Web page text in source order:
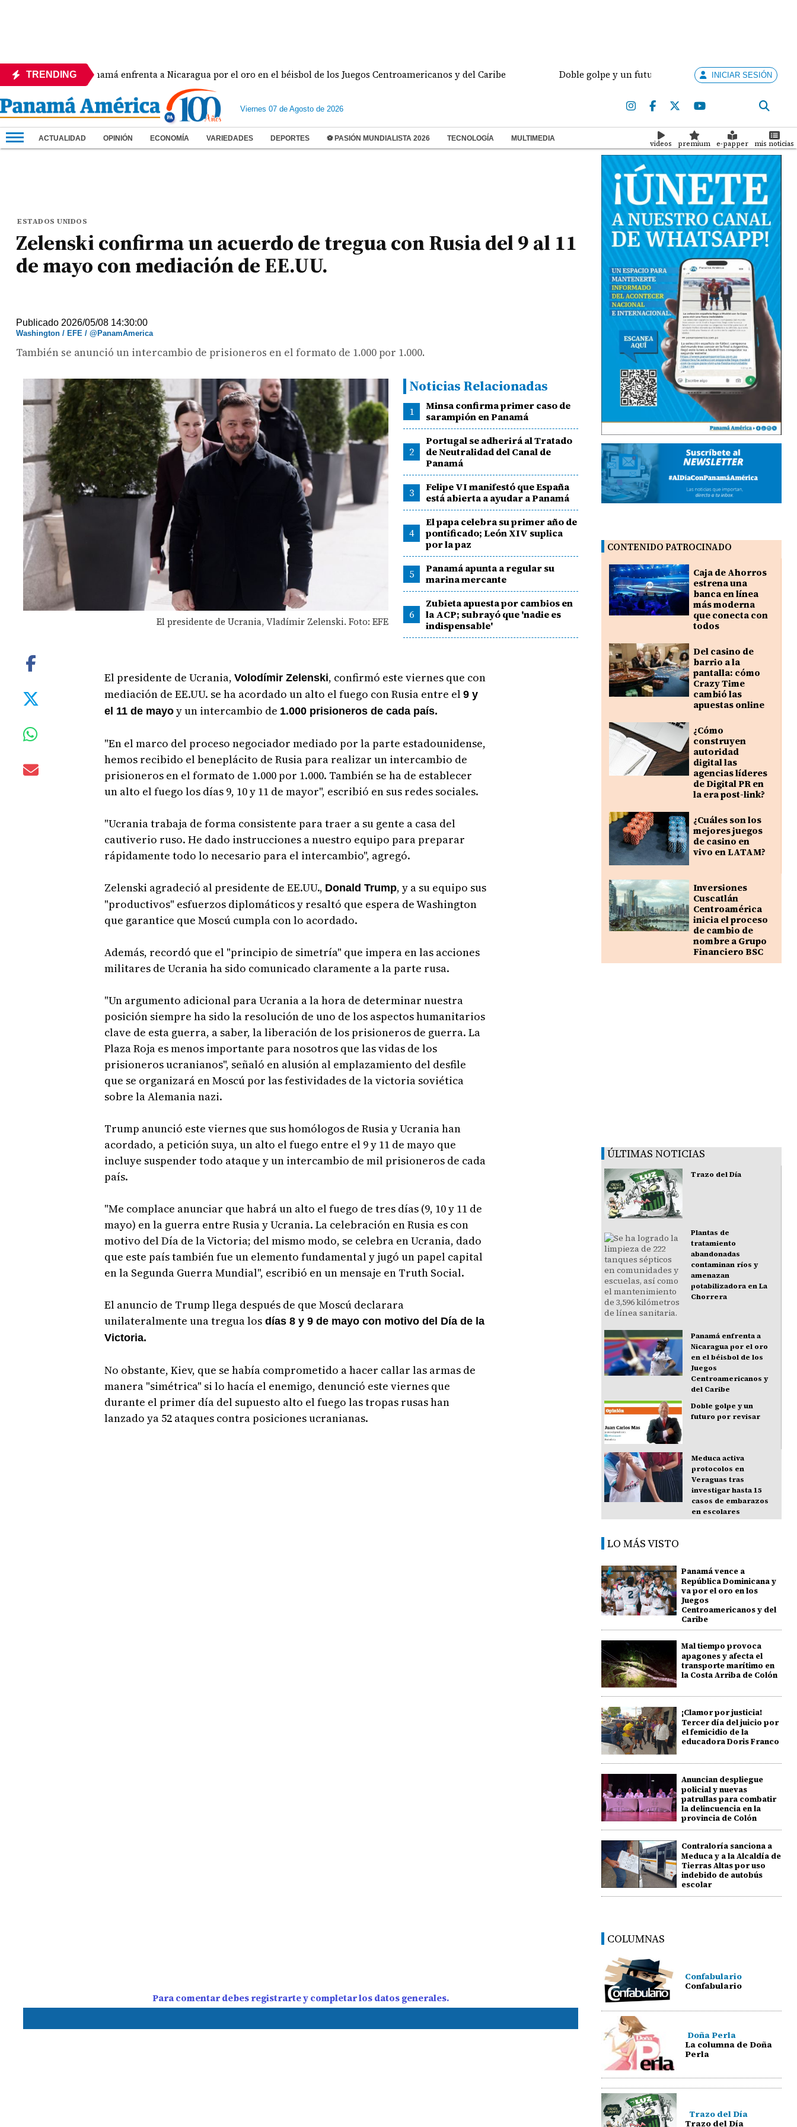
TRENDINGPanamá enfrenta a Nicaragua por el oro en el béisbol de los Juegos Centroamericanos y del Caribe Doble golpe y un futuro por revisar Meduca
INICIAR SESIÓN
Viernes 07 de Agosto de 2026
ACTUALIDAD OPINIÓN ECONOMÍA VARIEDADES DEPORTES ⚽ PASIÓN MUNDIALISTA 2026 TECNOLOGÍA MULTIMEDIA
videos premium e-papper mis noticias
ESTADOS UNIDOS
Zelenski confirma un acuerdo de tregua con Rusia del 9 al 11
de mayo con mediación de EE.UU.
Publicado 2026/05/08 14:30:00
Washington / EFE / @PanamAmerica
También se anunció un intercambio de prisioneros en el formato de 1.000 por 1.000.
El presidente de Ucrania, Vladímir Zelenski. Foto: EFE
Noticias Relacionadas
1
Minsa confirma primer caso de
sarampión en Panamá
2
Portugal se adherirá al Tratado
de Neutralidad del Canal de
Panamá
3
Felipe VI manifestó que España
está abierta a ayudar a Panamá
4
El papa celebra su primer año de
pontificado; León XIV suplica
por la paz
5
Panamá apunta a regular su
marina mercante
6
Zubieta apuesta por cambios en
la ACP; subrayó que 'nadie es
indispensable'
El presidente de Ucrania, Volodímir Zelenski, confirmó este viernes que con
mediación de EE.UU. se ha acordado un alto el fuego con Rusia entre el 9 y
el 11 de mayoy un intercambio de 1.000 prisioneros de cada país.
"En el marco del proceso negociador mediado por la parte estadounidense,
hemos recibido el beneplácito de Rusia para realizar un intercambio de
prisioneros en el formato de 1.000 por 1.000. También se ha de establecer
un alto el fuego los días 9, 10 y 11 de mayor", escribió en sus redes sociales.
"Ucrania trabaja de forma consistente para traer a su gente a casa del
cautiverio ruso. He dado instrucciones a nuestro equipo para preparar
rápidamente todo lo necesario para el intercambio", agregó.
Zelenski agradeció al presidente de EE.UU., Donald Trump, y a su equipo sus
"productivos" esfuerzos diplomáticos y resaltó que espera de Washington
que garantice que Moscú cumpla con lo acordado.
Además, recordó que el "principio de simetría" que impera en las acciones
militares de Ucrania ha sido comunicado claramente a la parte rusa.
"Un argumento adicional para Ucrania a la hora de determinar nuestra
posición siempre ha sido la resolución de uno de los aspectos humanitarios
clave de esta guerra, a saber, la liberación de los prisioneros de guerra. La
Plaza Roja es menos importante para nosotros que las vidas de los
prisioneros ucranianos", señaló en alusión al emplazamiento del desfile
que se organizará en Moscú por las festividades de la victoria soviética
sobre la Alemania nazi.
Trump anunció este viernes que sus homólogos de Rusia y Ucrania han
acordado, a petición suya, un alto el fuego entre el 9 y 11 de mayo que
incluye suspender todo ataque y un intercambio de mil prisioneros de cada
país.
"Me complace anunciar que habrá un alto el fuego de tres días (9, 10 y 11 de
mayo) en la guerra entre Rusia y Ucrania. La celebración en Rusia es con
motivo del Día de la Victoria; del mismo modo, se celebra en Ucrania, dado
que este país también fue un elemento fundamental y jugó un papel capital
en la Segunda Guerra Mundial", escribió en un mensaje en Truth Social.
El anuncio de Trump llega después de que Moscú declarara
unilateralmente una tregua losdías 8 y 9 de mayo con motivo del Día de la
Victoria.
No obstante, Kiev, que se había comprometido a hacer callar las armas de
manera "simétrica" si lo hacía el enemigo, denunció este viernes que
durante el primer día del supuesto alto el fuego las tropas rusas han
lanzado ya 52 ataques contra posiciones ucranianas.
Para comentar debes registrarte y completar los datos generales.
CONTENIDO PATROCINADO
Caja de Ahorros
estrena una
banca en línea
más moderna
que conecta con
todos
Del casino de
barrio a la
pantalla: cómo
Crazy Time
cambió las
apuestas online
¿Cómo
construyen
autoridad
digital las
agencias líderes
de Digital PR en
la era post-link?
¿Cuáles son los
mejores juegos
de casino en
vivo en LATAM?
Inversiones
Cuscatlán
Centroamérica
inicia el proceso
de cambio de
nombre a Grupo
Financiero BSC
ÚLTIMAS NOTICIAS
Trazo del Día
Plantas de
tratamiento
abandonadas
contaminan ríos y
amenazan
potabilizadora en La
Chorrera
Panamá enfrenta a
Nicaragua por el oro
en el béisbol de los
Juegos
Centroamericanos y
del Caribe
Doble golpe y un
futuro por revisar
Meduca activa
protocolos en
Veraguas tras
investigar hasta 15
casos de embarazos
en escolares
LO MÁS VISTO
Panamá vence a
República Dominicana y
va por el oro en los
Juegos
Centroamericanos y del
Caribe
Mal tiempo provoca
apagones y afecta el
transporte marítimo en
la Costa Arriba de Colón
¡Clamor por justicia!
Tercer día del juicio por
el femicidio de la
educadora Doris Franco
Anuncian despliegue
policial y nuevas
patrullas para combatir
la delincuencia en la
provincia de Colón
Contraloría sanciona a
Meduca y a la Alcaldía de
Tierras Altas por uso
indebido de autobús
escolar
COLUMNAS
Confabulario
Confabulario
Doña Perla
La columna de Doña
Perla
Trazo del Día
Trazo del Día